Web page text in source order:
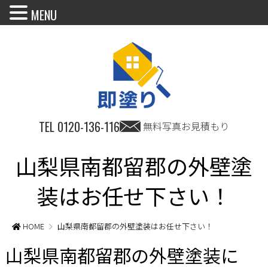
TEL 0120-136-116 無料写真お見積もり
山梨県南都留郡の外壁塗
装はお任せ下さい！
HOME 山梨県南都留郡の外壁塗装はお任せ下さい！
山梨県南都留郡の外壁塗装に
MENU